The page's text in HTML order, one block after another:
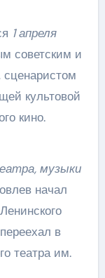
1 апреля
советским и
сценаристом
культовой
кино.
музыки
начал
в
театра им.